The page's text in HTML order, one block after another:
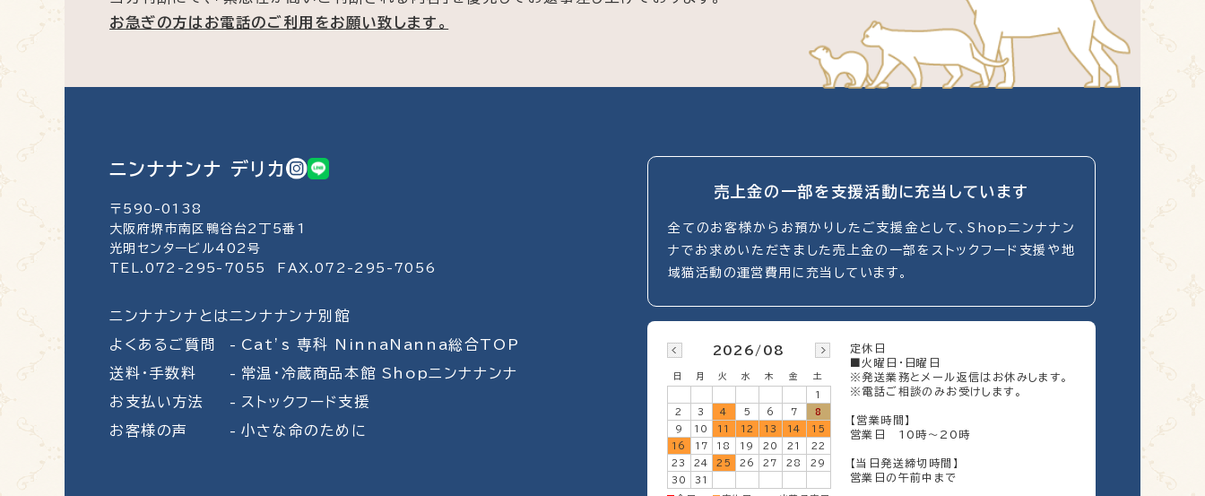
お急ぎの方はお電話のご利用をお願い致します。
ニンナナンナ デリカ
〒590-0138
大阪府堺市南区鴨谷台2丁5番1
光明センタービル402号
TEL.072-295-7055
FAX.072-295-7056
ニンナナンナとは
よくあるご質問
送料・手数料
お支払い方法
お客様の声
ニンナナンナ別館
Cat’s 専科
NinnaNanna総合TOP
常温・冷蔵商品本館 Shopニンナナンナ
ストックフード支援
小さな命のために
売上金の一部を 支援活動に充当しています
全てのお客様からお預かりしたご支援金として、Shopニンナナン
ナでお求めいただきました売上金の一部をストックフード支援や地
域猫活動の運営費用に充当しています。
2026/08
日 月 火 水 木 金 土
1
2
3 4 5 6 7
8
9
10 11 12 13 14
15
16
17 18 19 20 21
22
23
24 25 26 27 28
29
30
31
定休日
■火曜日・日曜日
※発送業務とメール返信はお休みします。
※電話ご相談のみお受けします。
【営業時間】
営業日 10時～20時
【当日発送締切時間】
営業日の午前中まで